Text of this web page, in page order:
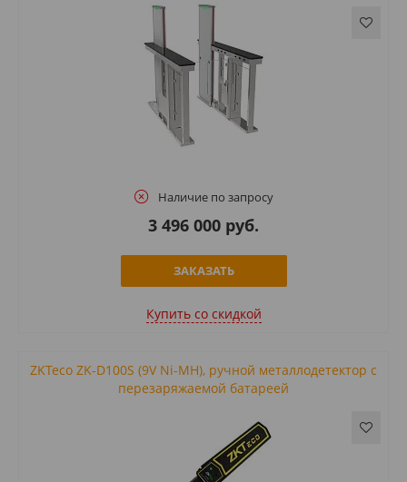
Наличие по запросу
3 496 000 руб.
ЗАКАЗАТЬ
Купить cо скидкой
ZKTeco ZK-D100S (9V Ni-MH), ручной металлодетектор с
перезаряжаемой батареей